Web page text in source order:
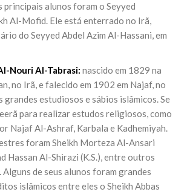
principais alunos foram o Seyyed
Al-Mofid. Ele está enterrado no Irã,
do Seyyed Abdel Azim Al-Hassani, em
Nouri Al-Tabrasi: nascido em 1829 na
no Irã, e falecido em 1902 em Najaf, no
grandes estudiosos e sábios islâmicos. Se
para realizar estudos religiosos, como
Najaf Al-Ashraf, Karbala e Kadhemiyah.
foram Sheikh Morteza Al-Ansari
Hassan Al-Shirazi (K.S.), entre outros
de seus alunos foram grandes
islâmicos entre eles o Sheikh Abbas